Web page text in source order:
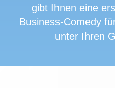
gibt Ihnen eine
Business-Comedy
unter Ihren